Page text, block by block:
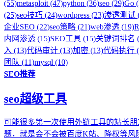
(55)metasploit (47)python (36)seo (29)Go
(25)seo技巧 (24)wordpress (23)渗透测试
企业SEO (22)seo策略 (21)web渗透 (19)
内网渗透 (15)SEO工具 (15)关键词排名
入 (13)代码审计 (13)加密 (13)代码执行
团队 (11)mysql (10)
SEO推荐
seo超级工具
可能很多第一次使用外链工具的站长
题，就是会不会被百度K站、降权等风